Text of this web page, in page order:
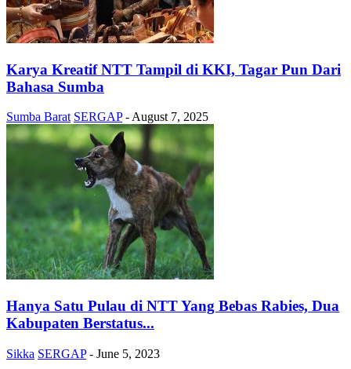
Karya Kreatif NTT Tampil di KKI, Tagar Pun Dari
Bahasa Sumba
Sumba Barat SERGAP - August 7, 2025
Hanya Satu Pulau di NTT Yang Bebas Rabies, Dua
Kabupaten Berstatus...
Sikka SERGAP - June 5, 2023